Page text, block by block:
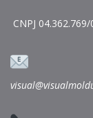
CNPJ